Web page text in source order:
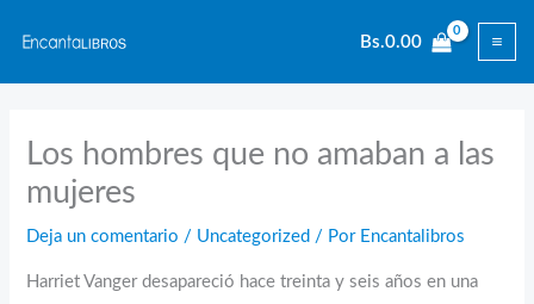
contenido
Bs.0.00
Los hombres que no amaban a las
mujeres
Deja un comentario / Uncategorized / Por Encantalibros
Harriet Vanger desapareció hace treinta y seis años en una